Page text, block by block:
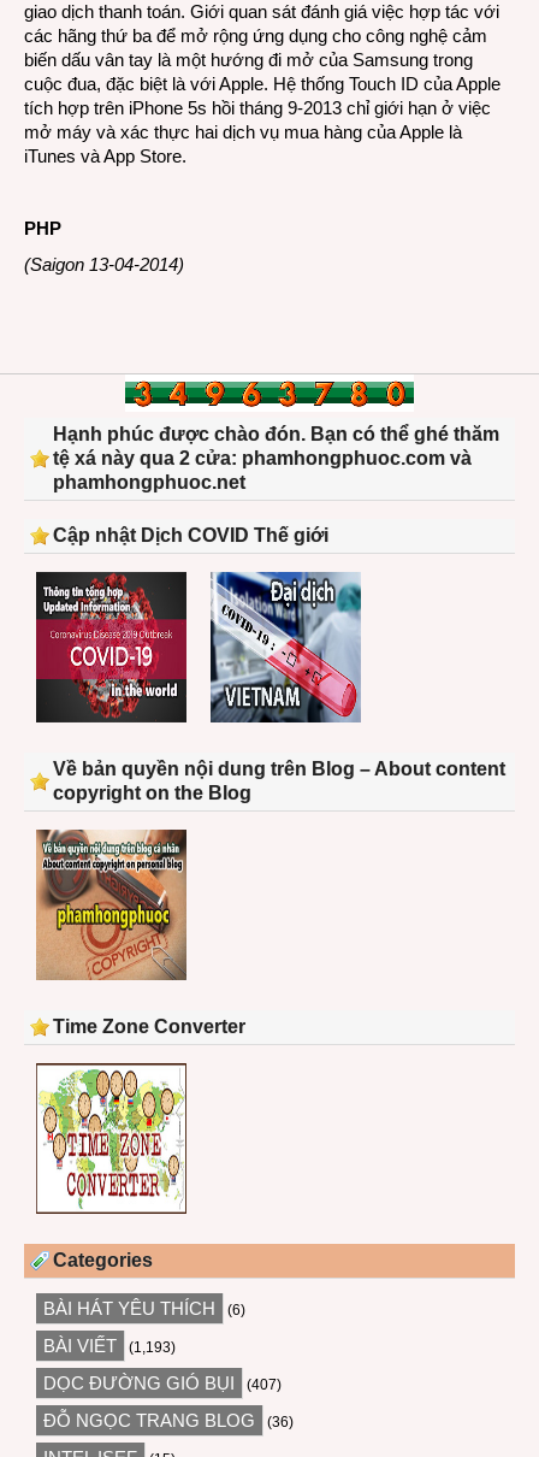
giao dịch thanh toán. Giới quan sát đánh giá việc hợp tác với
các hãng thứ ba để mở rộng ứng dụng cho công nghệ cảm
biến dấu vân tay là một hướng đi mở của Samsung trong
cuộc đua, đặc biệt là với Apple. Hệ thống Touch ID của Apple
tích hợp trên iPhone 5s hồi tháng 9-2013 chỉ giới hạn ở việc
mở máy và xác thực hai dịch vụ mua hàng của Apple là
iTunes và App Store.
PHP
(Saigon 13-04-2014)
Hạnh phúc được chào đón. Bạn có thể ghé thăm
tệ xá này qua 2 cửa: phamhongphuoc.com và
phamhongphuoc.net
Cập nhật Dịch COVID Thế giới
Về bản quyền nội dung trên Blog – About content
copyright on the Blog
Time Zone Converter
Categories
BÀI HÁT YÊU THÍCH (6)
BÀI VIẾT (1,193)
DỌC ĐƯỜNG GIÓ BỤI (407)
ĐỖ NGỌC TRANG BLOG (36)